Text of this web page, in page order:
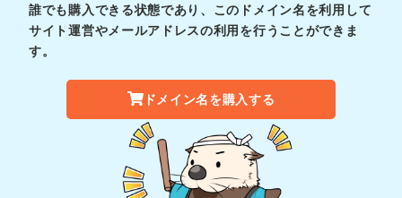
誰でも購入できる状態であり、このドメイン名を利用して
サイト運営やメールアドレスの利用を行うことができま
す。
ドメイン名を購入する